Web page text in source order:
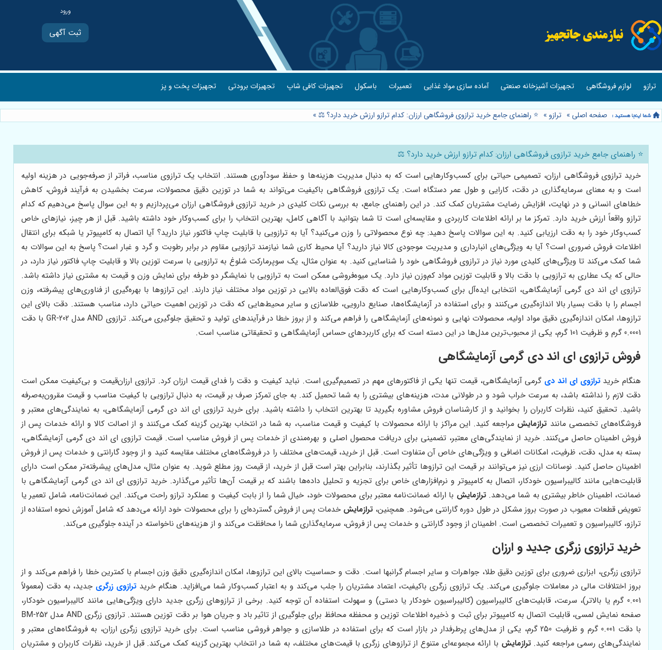
ثبت آگهی
ترازو لوازم فروشگاهی تجهیزات آشپزخانه صنعتی آماده سازی مواد غذایی تعمیرات باسکول تجهیزات کافی شاپ تجهیزات برودتی تجهیزات پخت و پز
صفحه اصلی » ترازو » ⭐️ راهنمای جامع خرید ترازوی فروشگاهی ارزان: کدام ترازو ارزش خرید دارد؟ ⚖️ »
⭐️ راهنمای جامع خرید ترازوی فروشگاهی ارزان: کدام ترازو ارزش خرید دارد؟ ⚖️
خرید ترازوی فروشگاهی ارزان، تصمیمی حیاتی برای کسب‌وکارهایی است که به دنبال مدیریت هزینه‌ها و حفظ سودآوری هستند. انتخاب یک ترازوی مناسب، فراتر از صرفه‌جویی در هزینه اولیه
است و به معنای سرمایه‌گذاری در دقت، کارایی و طول عمر دستگاه است. یک ترازوی فروشگاهی باکیفیت می‌تواند به شما در توزین دقیق محصولات، سرعت بخشیدن به فرآیند فروش، کاهش
خطاهای انسانی و در نهایت، افزایش رضایت مشتریان کمک کند. در این راهنمای جامع، به بررسی نکات کلیدی در خرید ترازوی فروشگاهی ارزان می‌پردازیم و به این سوال پاسخ می‌دهیم که کدام
ترازو واقعاً ارزش خرید دارد. تمرکز ما بر ارائه اطلاعات کاربردی و مقایسه‌ای است تا شما بتوانید با آگاهی کامل، بهترین انتخاب را برای کسب‌وکار خود داشته باشید. قبل از هر چیز، نیازهای خاص
کسب‌وکار خود را به دقت ارزیابی کنید. به این سوالات پاسخ دهید: چه نوع محصولاتی را وزن می‌کنید؟ آیا به ترازویی با قابلیت چاپ فاکتور نیاز دارید؟ آیا اتصال به کامپیوتر یا شبکه برای انتقال
اطلاعات فروش ضروری است؟ آیا به ویژگی‌های انبارداری و مدیریت موجودی کالا نیاز دارید؟ آیا محیط کاری شما نیازمند ترازویی مقاوم در برابر رطوبت و گرد و غبار است؟ پاسخ به این سوالات به
شما کمک می‌کند تا ویژگی‌های کلیدی مورد نیاز در ترازوی فروشگاهی خود را شناسایی کنید. به عنوان مثال، یک سوپرمارکت شلوغ به ترازویی با سرعت توزین بالا و قابلیت چاپ فاکتور نیاز دارد، در
حالی که یک عطاری به ترازویی با دقت بالا و قابلیت توزین مواد کم‌وزن نیاز دارد. یک میوه‌فروشی ممکن است به ترازویی با نمایشگر دو طرفه برای نمایش وزن و قیمت به مشتری نیاز داشته باشد.
ترازوی ای اند دی گرمی آزمایشگاهی، انتخابی ایده‌آل برای کسب‌وکارهایی است که دقت فوق‌العاده بالایی در توزین مواد مختلف نیاز دارند. این ترازوها با بهره‌گیری از فناوری‌های پیشرفته، وزن
اجسام را با دقت بسیار بالا اندازه‌گیری می‌کنند و برای استفاده در آزمایشگاه‌ها، صنایع دارویی، طلاسازی و سایر محیط‌هایی که دقت در توزین اهمیت حیاتی دارد، مناسب هستند. دقت بالای این
ترازوها، امکان اندازه‌گیری دقیق مواد اولیه، محصولات نهایی و نمونه‌های آزمایشگاهی را فراهم می‌کند و از بروز خطا در فرآیندهای تولید و تحقیق جلوگیری می‌کند. ترازوی AND مدل GR-202 با دقت
0.0001 گرم و ظرفیت 101 گرم، یکی از محبوب‌ترین مدل‌ها در این دسته است که برای کاربردهای حساس آزمایشگاهی و تحقیقاتی مناسب است.
فروش ترازوی ای اند دی گرمی آزمایشگاهی
هنگام خریدترازوی ای اند دی گرمی آزمایشگاهی، قیمت تنها یکی از فاکتورهای مهم در تصمیم‌گیری است. نباید کیفیت و دقت را فدای قیمت ارزان کرد. ترازوی ارزان‌قیمت و بی‌کیفیت ممکن است
دقت لازم را نداشته باشد، به سرعت خراب شود و در طولانی مدت، هزینه‌های بیشتری را به شما تحمیل کند. به جای تمرکز صرف بر قیمت، به دنبال ترازویی با کیفیت مناسب و قیمت مقرون‌به‌صرفه
باشید. تحقیق کنید، نظرات کاربران را بخوانید و از کارشناسان فروش مشاوره بگیرید تا بهترین انتخاب را داشته باشید. برای خرید ترازوی ای اند دی گرمی آزمایشگاهی، به نمایندگی‌های معتبر و
فروشگاه‌های تخصصی مانند ترازمایش مراجعه کنید. این مراکز با ارائه محصولات با کیفیت و قیمت مناسب، به شما در انتخاب بهترین گزینه کمک می‌کنند و از اصالت کالا و ارائه خدمات پس از
فروش اطمینان حاصل می‌کنند. خرید از نمایندگی‌های معتبر، تضمینی برای دریافت محصول اصلی و بهره‌مندی از خدمات پس از فروش مناسب است. قیمت ترازوی ای اند دی گرمی آزمایشگاهی،
بسته به مدل، دقت، ظرفیت، امکانات اضافی و ویژگی‌های خاص آن متفاوت است. قبل از خرید، قیمت‌های مختلف را در فروشگاه‌های مختلف مقایسه کنید و از وجود گارانتی و خدمات پس از فروش
اطمینان حاصل کنید. نوسانات ارزی نیز می‌توانند بر قیمت این ترازوها تأثیر بگذارند، بنابراین بهتر است قبل از خرید، از قیمت روز مطلع شوید. به عنوان مثال، مدل‌های پیشرفته‌تر ممکن است دارای
قابلیت‌هایی مانند کالیبراسیون خودکار، اتصال به کامپیوتر و نرم‌افزارهای خاص برای تجزیه و تحلیل داده‌ها باشند که بر قیمت آن‌ها تأثیر می‌گذارد. خرید ترازوی ای اند دی گرمی آزمایشگاهی با
ضمانت، اطمینان خاطر بیشتری به شما می‌دهد.ترازمایش با ارائه ضمانت‌نامه معتبر برای محصولات خود، خیال شما را از بابت کیفیت و عملکرد ترازو راحت می‌کند. این ضمانت‌نامه، شامل تعمیر یا
تعویض قطعات معیوب در صورت بروز مشکل در طول دوره گارانتی می‌شود. همچنین، ترازمایش خدمات پس از فروش گسترده‌ای را برای محصولات خود ارائه می‌دهد که شامل آموزش نحوه استفاده از
ترازو، کالیبراسیون و تعمیرات تخصصی است. اطمینان از وجود گارانتی و خدمات پس از فروش، سرمایه‌گذاری شما را محافظت می‌کند و از هزینه‌های ناخواسته در آینده جلوگیری می‌کند.
خرید ترازوی زرگری جدید و ارزان
ترازوی زرگری، ابزاری ضروری برای توزین دقیق طلا، جواهرات و سایر اجسام گرانبها است. دقت و حساسیت بالای این ترازوها، امکان اندازه‌گیری دقیق وزن اجسام با کمترین خطا را فراهم می‌کند و از
بروز اختلافات مالی در معاملات جلوگیری می‌کند. یک ترازوی زرگری باکیفیت، اعتماد مشتریان را جلب می‌کند و به اعتبار کسب‌وکار شما می‌افزاید. هنگام خرید ترازوی زرگری جدید، به دقت (معمولاً
0.001 گرم یا بالاتر)، سرعت، قابلیت‌های کالیبراسیون (کالیبراسیون خودکار یا دستی) و سهولت استفاده آن توجه کنید. برخی از ترازوهای زرگری جدید دارای ویژگی‌هایی مانند کالیبراسیون خودکار،
صفحه نمایش لمسی، قابلیت اتصال به کامپیوتر برای ثبت و ذخیره اطلاعات توزین و محفظه محافظ برای جلوگیری از تاثیر باد و جریان هوا بر دقت توزین هستند. ترازوی زرگری AND مدل BM-252
با دقت 0.001 گرم و ظرفیت 250 گرم، یکی از مدل‌های پرطرفدار در بازار است که برای استفاده در طلاسازی و جواهر فروشی مناسب است. برای خرید ترازوی زرگری ارزان، به فروشگاه‌های معتبر و
نمایندگی‌های رسمی مراجعه کنید.ترازمایش با ارائه مجموعه‌ای متنوع از ترازوهای زرگری با قیمت‌های مختلف، به شما در انتخاب بهترین گزینه کمک می‌کند. قبل از خرید، نظرات کاربران و مشتریان